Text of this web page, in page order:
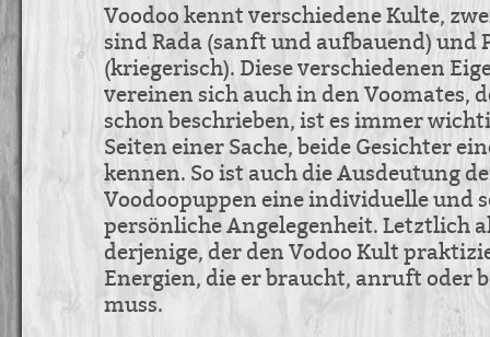
Voodoo kennt verschiedene Kulte,
sind Rada (sanft und aufbauend) und
(kriegerisch). Diese verschiedenen
vereinen sich auch in den Voomates,
schon beschrieben, ist es immer
Seiten einer Sache, beide Gesichter
kennen. So ist auch die Ausdeutung
Voodoopuppen eine individuelle und
persönliche Angelegenheit. Letztlich
derjenige, der den Vodoo Kult
Energien, die er braucht, anruft oder
muss.